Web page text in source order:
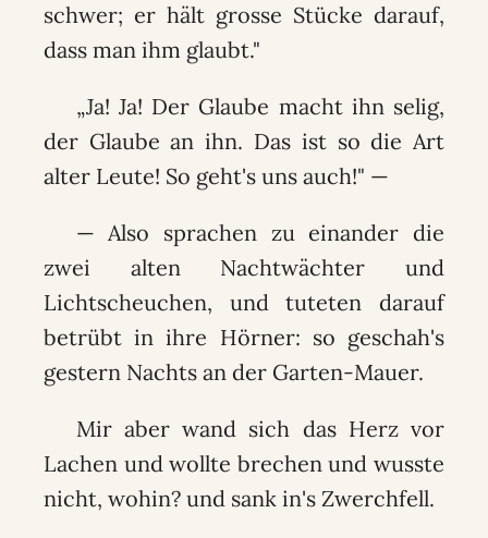
schwer; er hält grosse Stücke darauf,
dass man ihm glaubt."
„Ja! Ja! Der Glaube macht ihn selig,
der Glaube an ihn. Das ist so die Art
alter Leute! So geht's uns auch!" —
— Also sprachen zu einander die
zwei alten Nachtwächter und
Lichtscheuchen, und tuteten darauf
betrübt in ihre Hörner: so geschah's
gestern Nachts an der Garten-Mauer.
Mir aber wand sich das Herz vor
Lachen und wollte brechen und wusste
nicht, wohin? und sank in's Zwerchfell.